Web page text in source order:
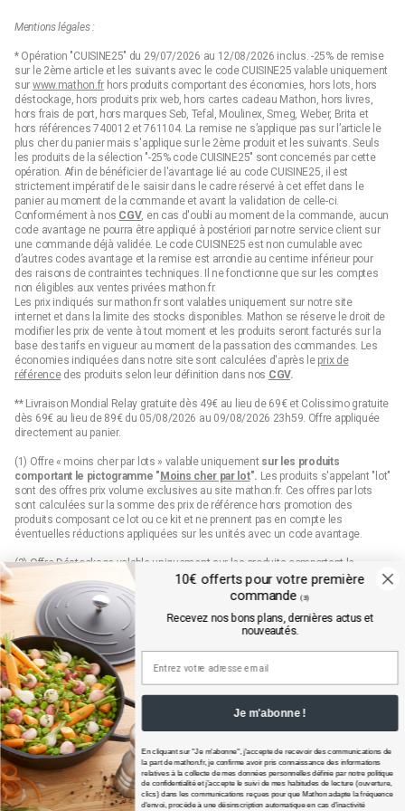
Mentions légales :
* Opération "CUISINE25" du 29/07/2026 au 12/08/2026 inclus. -25% de remise
sur le 2ème article et les suivants avec le code CUISINE25 valable uniquement
sur www.mathon.frhors produits comportant des économies, hors lots, hors
déstockage, hors produits prix web, hors cartes cadeau Mathon, hors livres,
hors frais de port, hors marques Seb, Tefal, Moulinex, Smeg, Weber, Brita et
hors références 740012 et 761104. La remise ne s’applique pas sur l’article le
plus cher du panier mais s'applique sur le 2ème produit et les suivants. Seuls
les produits de la sélection "-25% code CUISINE25" sont concernés par cette
opération. Afin de bénéficier de l'avantage lié au code CUISINE25, il est
strictement impératif de le saisir dans le cadre réservé à cet effet dans le
panier au moment de la commande et avant la validation de celle-ci.
Conformément à nos CGV, en cas d'oubli au moment de la commande, aucun
code avantage ne pourra être appliqué à postériori par notre service client sur
une commande déjà validée. Le code CUISINE25 est non cumulable avec
d’autres codes avantage et la remise est arrondie au centime inférieur pour
des raisons de contraintes techniques. Il ne fonctionne que sur les comptes
non éligibles aux ventes privées mathon.fr.
Les prix indiqués sur mathon.fr sont valables uniquement sur notre site
internet et dans la limite des stocks disponibles. Mathon se réserve le droit de
modifier les prix de vente à tout moment et les produits seront facturés sur la
base des tarifs en vigueur au moment de la passation des commandes. Les
économies indiquées dans notre site sont calculées d'après le prix de
référencedes produits selon leur définition dans nos CGV.
** Livraison Mondial Relay gratuite dès 49€ au lieu de 69€ et Colissimo gratuite
dès 69€ au lieu de 89€ du 05/08/2026 au 09/08/2026 23h59. Offre appliquée
directement au panier.
(1) Offre « moins cher par lots » valable uniquement sur les produits
comportant le pictogramme "Moins cher par lot". Les produits s'appelant "lot"
sont des offres prix volume exclusives au site mathon.fr. Ces offres par lots
sont calculées sur la somme des prix de référence hors promotion des
produits composant ce lot ou ce kit et ne prennent pas en compte les
éventuelles réductions appliquées sur les unités avec un code avantage.
(2) Offre Déstockage valable uniquement sur les produits comportant le
pictogramme "Déstockage" jusqu'à épuisement définitif de leur stock.
(3) 10€ de remise sur votre première commande sur mathon.fr dès 99€
d’achats pour les nouveaux inscrits en saisissant le code qui est envoyé par
mail. Offre valable sur les produits hors marques Seb, Moulinex et Tefal, hors
produits disposant d'un pictogramme "prix web", hors lots, hors cartes cadeaux
et dès 99€ d'achats hors frais de port.
Conditions détaillées disponibles dans l’email de confirmation d’inscription à la
newsletter.
(4) Offre « Prix web » valable uniquement sur les produits comportant le
pictogramme "prix web". Les produits indiqués "prix web" sont des offres
exclusives au site mathon.fr. Offre non applicable en magasin ou en catalogue.
Mathon.fr est membre de la FEVAD (fédération du e-commerce et de la vente à
10€ offerts pour votre première
commande (3)
Recevez nos bons plans, dernières actus et
nouveautés.
Je m'abonne !
En cliquant sur "Je m'abonne", j'accepte de recevoir des communications de
la part demathon.fr, je confirme avoir pris connaissance des informations
relatives à la collecte de mes données personnelles définie par notre politique
de confidentialité et j’accepte le suivi de mes habitudes de lecture (ouverture,
clics) dans les communications reçues pour que Mathon adapte la fréquence
d'envoi, procède à une désinscription automatique en cas d'inactivité